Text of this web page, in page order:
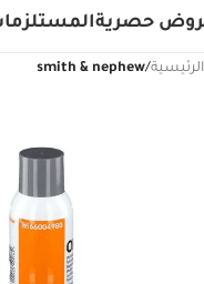
حصرية
الرئيسية/
smith & nephew